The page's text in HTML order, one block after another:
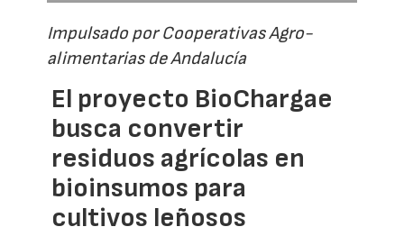
Impulsado por Cooperativas Agro-
alimentarias de Andalucía
El proyecto BioChargae
busca convertir
residuos agrícolas en
bioinsumos para
cultivos leñosos